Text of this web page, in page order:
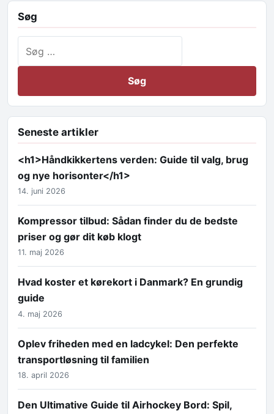
Søg
Seneste artikler
<h1>Håndkikkertens verden: Guide til valg, brug
og nye horisonter</h1>
14. juni 2026
Kompressor tilbud: Sådan finder du de bedste
priser og gør dit køb klogt
11. maj 2026
Hvad koster et kørekort i Danmark? En grundig
guide
4. maj 2026
Oplev friheden med en ladcykel: Den perfekte
transportløsning til familien
18. april 2026
Den Ultimative Guide til Airhockey Bord: Spil,